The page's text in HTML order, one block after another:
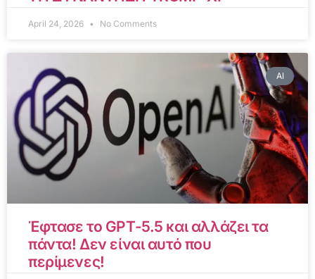
April 24, 2026 No Comments
AI
Έφτασε το GPT-5.5 και αλλάζει τα
πάντα! Δεν είναι αυτό που
περίμενες!